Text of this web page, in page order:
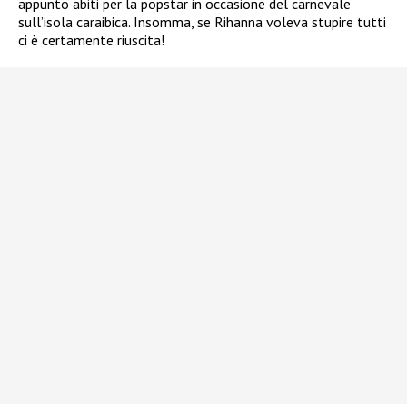
sull’isola caraibica. Insomma, se Rihanna voleva stupire tutti
ci è certamente riuscita!